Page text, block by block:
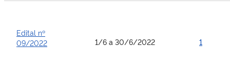
Edital nº
09/2022
1/6 a 30/6/2022 1